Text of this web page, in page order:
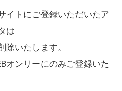
イトにご登録いただいたア
は
いたします。
オンリーにのみご登録いた